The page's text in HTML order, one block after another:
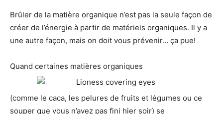
Brûler de la matière organique n’est pas la seule façon de
créer de l’énergie à partir de matériels organiques. Il y a
une autre façon, mais on doit vous prévenir… ça pue!
Quand certaines matières organiques
(comme le caca, les pelures de fruits et légumes ou ce
souper que vous n’avez pas fini hier soir) se